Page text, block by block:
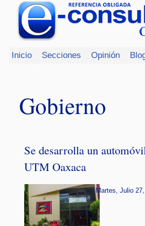
Inicio Secciones Opinión
Gobierno
Se desarrolla un
UTM Oaxaca
Martes, Julio